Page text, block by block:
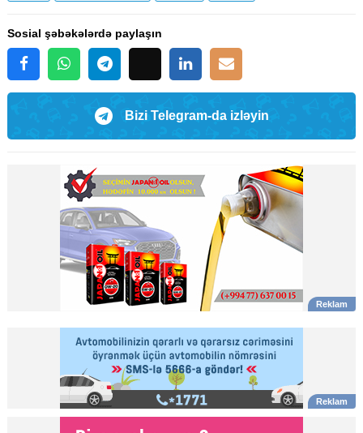
Sosial şəbəkələrdə paylaşın
Bizi Telegram-da izləyin